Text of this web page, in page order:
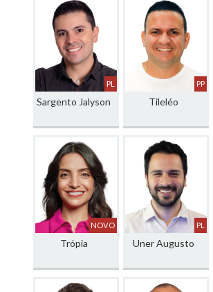
PL
Sargento Jalyson
PP
Tileléo
NOVO
Trópia
PL
Uner Augusto